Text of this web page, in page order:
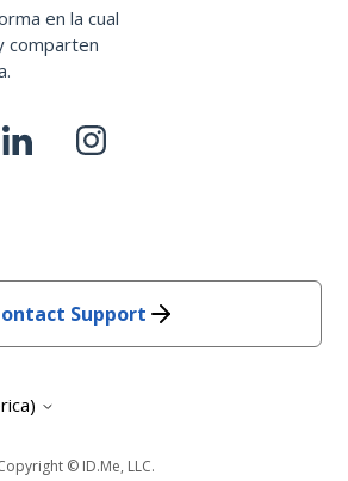
en la cual
comparten
Support
© ID.me, LLC.